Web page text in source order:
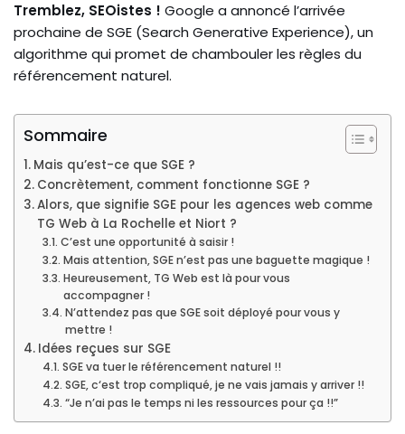
Tremblez, SEOistes ! Google a annoncé l’arrivée
prochaine de SGE (Search Generative Experience), un
algorithme qui promet de chambouler les règles du
référencement naturel.
Sommaire
Mais qu’est-ce que SGE ?
Concrètement, comment fonctionne SGE ?
Alors, que signifie SGE pour les agences web comme
TG Web à La Rochelle et Niort ?
C’est une opportunité à saisir !
Mais attention, SGE n’est pas une baguette magique !
Heureusement, TG Web est là pour vous
accompagner !
N’attendez pas que SGE soit déployé pour vous y
mettre !
Idées reçues sur SGE
SGE va tuer le référencement naturel !!
SGE, c‘est trop compliqué, je ne vais jamais y arriver !!
“Je n’ai pas le temps ni les ressources pour ça !!”